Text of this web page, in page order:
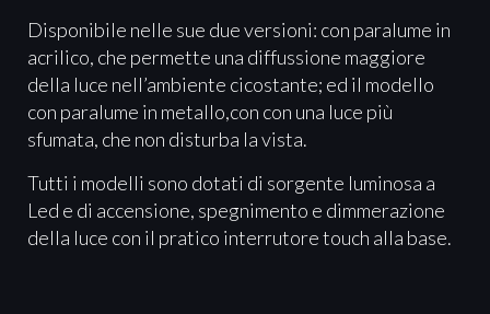
Disponibile nelle sue due versioni: con paralume in
acrilico, che permette una diffussione maggiore
della luce nell’ambiente cicostante; ed il modello
con paralume in metallo,con con una luce più
sfumata, che non disturba la vista.
Tutti i modelli sono dotati di sorgente luminosa a
Led e di accensione, spegnimento e dimmerazione
della luce con il pratico interrutore touch alla base.